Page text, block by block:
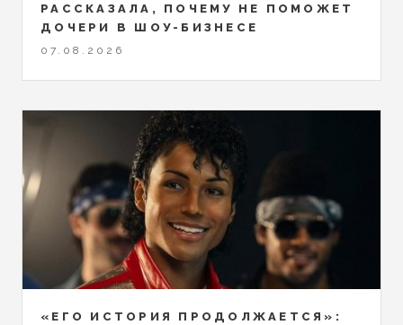
РАССКАЗАЛА, ПОЧЕМУ НЕ ПОМОЖЕТ
ДОЧЕРИ В ШОУ-БИЗНЕСЕ
07.08.2026
«ЕГО ИСТОРИЯ ПРОДОЛЖАЕТСЯ»: